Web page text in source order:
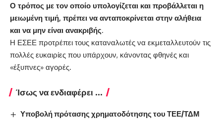
Ο τρόπος με τον οποίο υπολογίζεται και προβάλλεται η
μειωμένη τιμή, πρέπει να ανταποκρίνεται στην αλήθεια
και να μην είναι ανακριβής.
Η ΕΣΕΕ προτρέπει τους καταναλωτές να εκμεταλλευτούν τις
πολλές ευκαιρίες που υπάρχουν, κάνοντας φθηνές και
«έξυπνες» αγορές.
Ίσως να ενδιαφέρει ...
Υποβολή πρότασης χρηματοδότησης του ΤΕΕ/ΤΔΜ